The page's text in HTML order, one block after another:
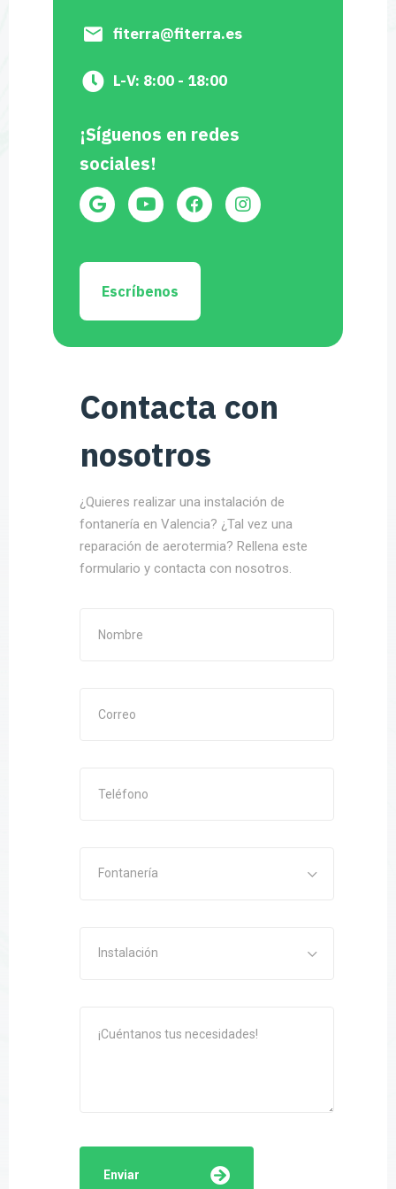
fiterra@fiterra.es
L-V: 8:00 - 18:00
¡Síguenos en redes
sociales!
Escríbenos
Contacta con
nosotros
¿Quieres realizar una instalación de
fontanería en Valencia? ¿Tal vez una
reparación de aerotermia? Rellena este
formulario y contacta con nosotros.
Fontanería
Instalación
Enviar